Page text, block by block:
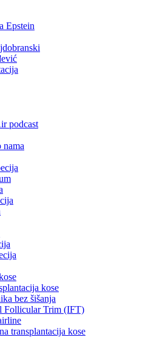
Epstein
podcast
nama
kose
bez šišanja
Follicular Trim (IFT)
transplantacija kose